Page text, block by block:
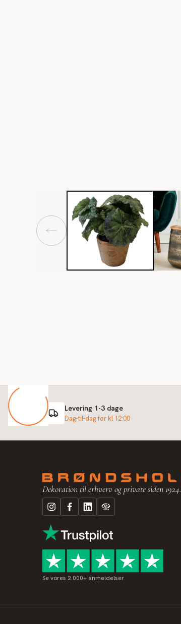
Levering 1-3 dage
Dag-til-dag før kl 12:00
Dekoration til erhverv og private siden 1924.
Se vores 2.000+ anmeldelser